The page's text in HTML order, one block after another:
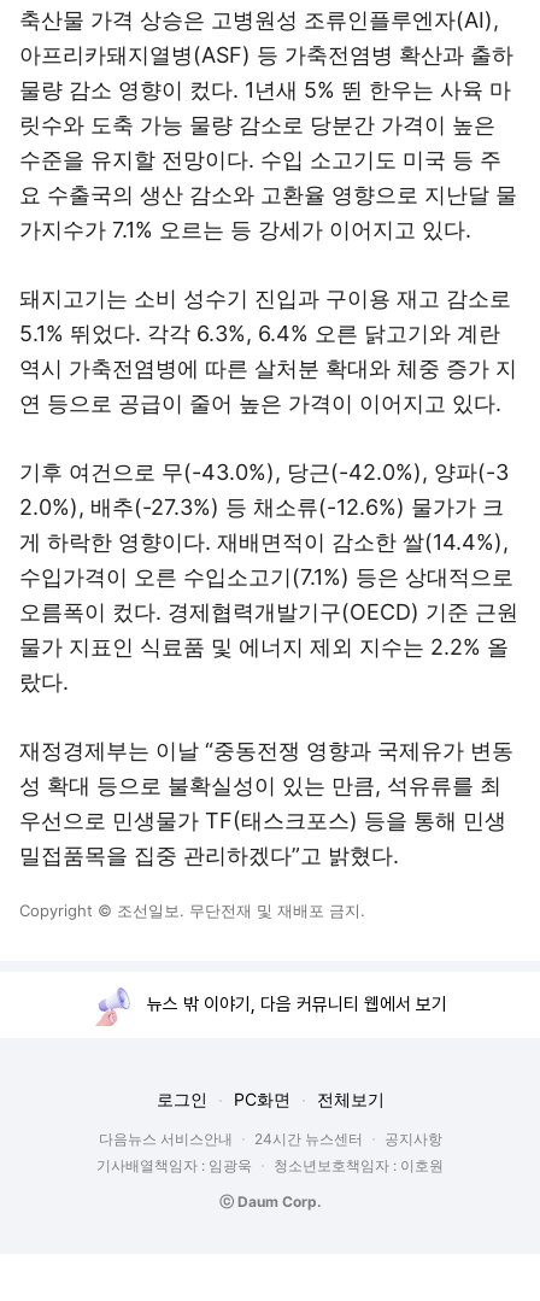
축산물 가격 상승은 고병원성 조류인플루엔자(AI),
아프리카돼지열병(ASF) 등 가축전염병 확산과 출하
물량 감소 영향이 컸다. 1년새 5% 뛴 한우는 사육 마
릿수와 도축 가능 물량 감소로 당분간 가격이 높은
수준을 유지할 전망이다. 수입 소고기도 미국 등 주
요 수출국의 생산 감소와 고환율 영향으로 지난달 물
가지수가 7.1% 오르는 등 강세가 이어지고 있다.
돼지고기는 소비 성수기 진입과 구이용 재고 감소로
5.1% 뛰었다. 각각 6.3%, 6.4% 오른 닭고기와 계란
역시 가축전염병에 따른 살처분 확대와 체중 증가 지
연 등으로 공급이 줄어 높은 가격이 이어지고 있다.
기후 여건으로 무(-43.0%), 당근(-42.0%), 양파(-3
2.0%), 배추(-27.3%) 등 채소류(-12.6%) 물가가 크
게 하락한 영향이다. 재배면적이 감소한 쌀(14.4%),
수입가격이 오른 수입소고기(7.1%) 등은 상대적으로
오름폭이 컸다. 경제협력개발기구(OECD) 기준 근원
물가 지표인 식료품 및 에너지 제외 지수는 2.2% 올
랐다.
재정경제부는 이날 “중동전쟁 영향과 국제유가 변동
성 확대 등으로 불확실성이 있는 만큼, 석유류를 최
우선으로 민생물가 TF(태스크포스) 등을 통해 민생
밀접품목을 집중 관리하겠다”고 밝혔다.
Copyright © 조선일보. 무단전재 및 재배포 금지.
뉴스 밖 이야기, 다음 커뮤니티 웹에서 보기
로그인 PC화면 전체보기
다음뉴스 서비스안내 24시간 뉴스센터
공지사항
기사배열책임자 : 임광욱
청소년보호책임자 : 이호원
ⓒ Daum Corp.